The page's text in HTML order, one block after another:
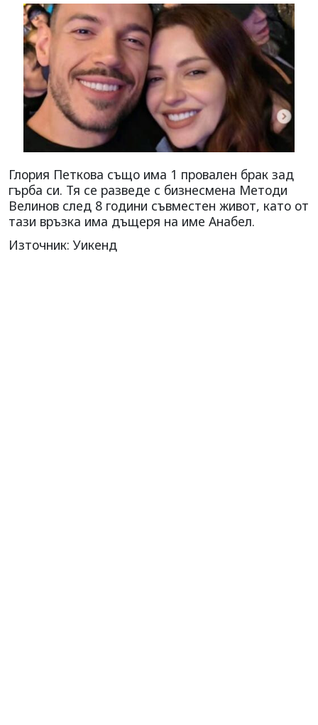
Глория Петкова също има 1 провален брак зад
гърба си. Тя се разведе с бизнесмена Методи
Велинов след 8 години съвместен живот, като от
тази връзка има дъщеря на име Анабел.
Източник: Уикенд